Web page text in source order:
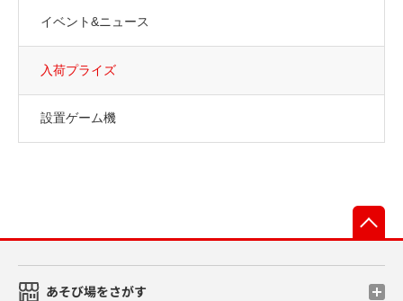
イベント&ニュース
入荷プライズ
設置ゲーム機
あそび場をさがす